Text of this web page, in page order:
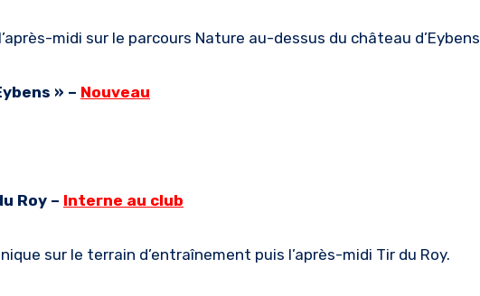
midi sur le parcours Nature au-dessus du château d’Eybens
» – Nouveau
Roy – Interne au club
sur le terrain d’entraînement puis l’après-midi Tir du Roy.